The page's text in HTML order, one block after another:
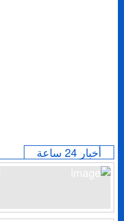
أخبار 24 ساعة